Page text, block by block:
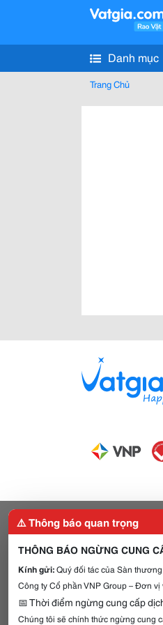
Danh mục
Trang Chủ
⚠️ Thông báo quan trọng
THÔNG BÁO NGỪNG CUNG
Kính gửi:Quý đối tác của Sàn
Công ty Cổ phần VNP Group – Đơn
📅 Thời điểm ngừng cung cấp
Chúng tôi sẽ chính thức ngừng cung